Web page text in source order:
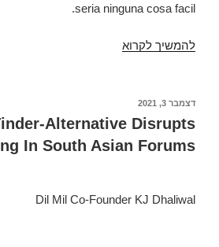
seri­a ninguna cosa facil.
להמשיך לקרוא
el
procedimiento
inclusive
פורסם
דצמבר 3, 2021
Alternative Disrupts
In South Asian Forums
Dil Mil Co-Founder KJ Dhaliwal